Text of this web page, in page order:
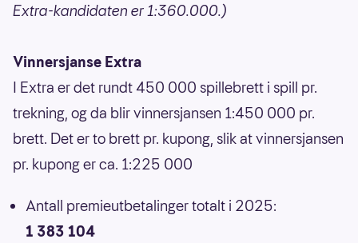
Extra-kandidaten er 1:360.000.)
Vinnersjanse Extra
I Extra er det rundt 450 000 spillebrett i spill pr.
trekning, og da blir vinnersjansen 1:450 000 pr.
brett. Det er to brett pr. kupong, slik at vinnersjansen
pr. kupong er ca. 1:225 000
Antall premieutbetalinger totalt i 2025:
1 383 104